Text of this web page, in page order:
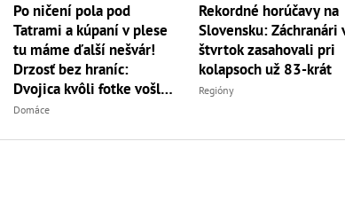
Po ničení pola pod
Tatrami a kúpaní v plese
tu máme ďalší nešvár!
Drzosť bez hraníc:
Dvojica kvôli fotke vošla
do...
Domáce
Rekordné horúčavy na
Slovensku: Záchranári
štvrtok zasahovali pri
kolapsoch už 83-krát
Regióny